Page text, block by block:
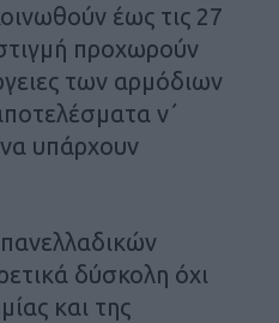
έως τις 27
προχωρούν
των αρμόδιων
ν΄
υπάρχουν
δύσκολη όχι
και της